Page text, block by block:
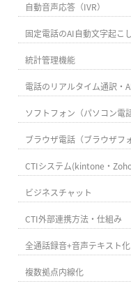
自動音声応答（IVR）
固定電話のAI自動文字起こ
統計管理機能
電話のリアルタイム通訳・
ソフトフォン（パソコン電話
ブラウザ電話（ブラウザフ
CTIシステム(kintone・
ビジネスチャット
CTI外部連携方法・仕組み
全通話録音+音声テキスト化
複数拠点内線化